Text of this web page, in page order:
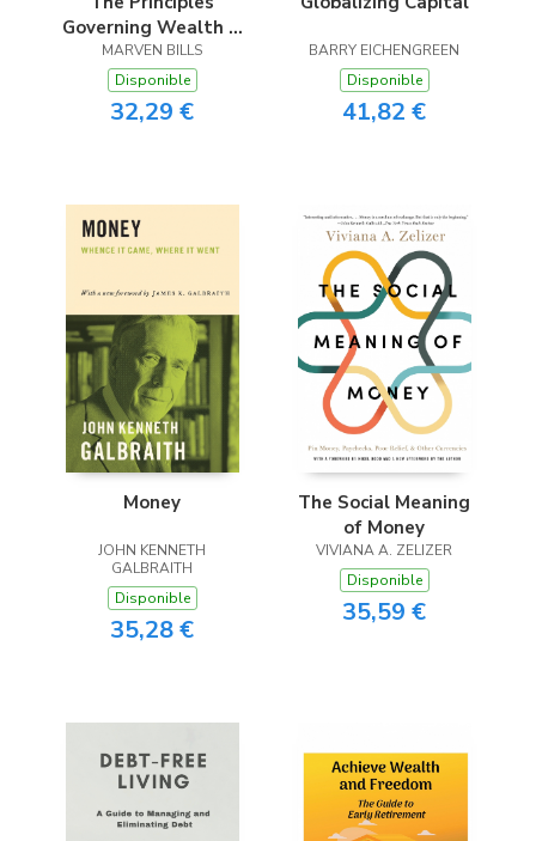
Governing Wealth &
Finance
MARVEN BILLS
Disponible
32,29 €
BARRY EICHENGREEN
Disponible
41,82 €
Money
JOHN KENNETH
GALBRAITH
Disponible
35,28 €
The Social Meaning
of Money
VIVIANA A. ZELIZER
Disponible
35,59 €